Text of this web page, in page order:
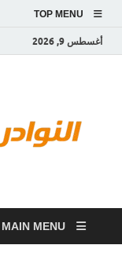
TOP MENU
أغسطس 9, 2026
MAIN MENU